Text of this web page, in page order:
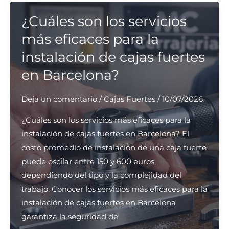
cerrajería
ofrecen
servicio
24H
en
Barcelona?
¿Cuáles son los servicios
más eficaces para la
instalación de cajas fuertes
en Barcelona?
Deja un comentario /Cajas Fuertes/10/07/2026
¿Cuáles son los servicios más eficaces para la
instalación de cajas fuertes en Barcelona? El
costo promedio de instalación de una caja fuerte
puede oscilar entre 150 y 600 euros,
dependiendo del tipo y la complejidad del
trabajo. Conocer los servicios más eficaces para la
instalación de cajas fuertes en Barcelona
garantiza la seguridad de